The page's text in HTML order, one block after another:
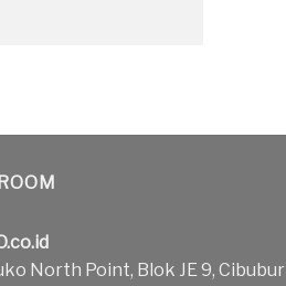
North Point, Blok JE 9, Cibubur